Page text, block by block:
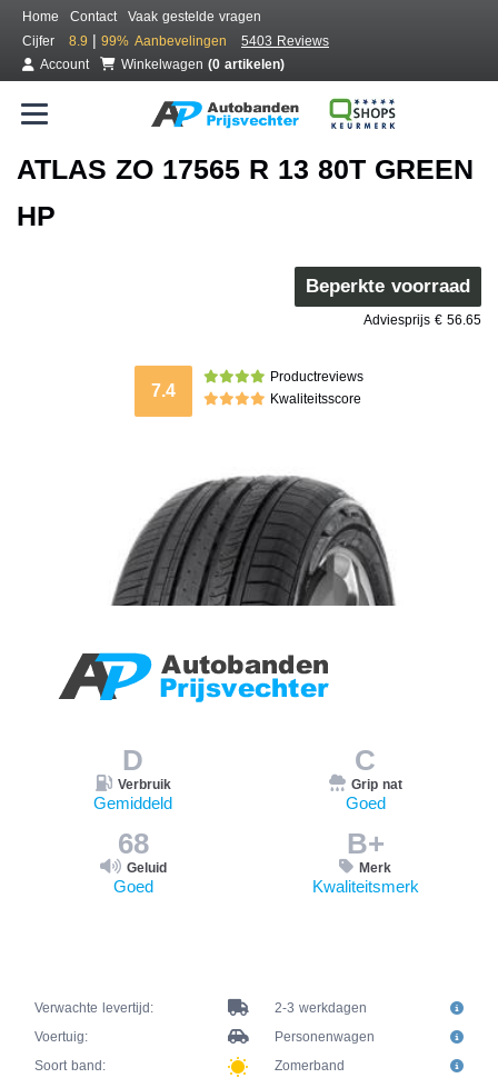
Home Contact
Vaak gestelde vragen
Cijfer
8.9 | 99% Aanbevelingen
5403 Reviews
Account
Winkelwagen (0 artikelen)
ATLAS ZO 17565 R 13 80T GREEN
HP
Beperkte voorraad
Adviesprijs € 56.65
7.4
Productreviews
Kwaliteitsscore
D
Verbruik
Gemiddeld
C
Grip nat
Goed
68
Geluid
Goed
B+
Merk
Kwaliteitsmerk
Verwachte levertijd:
2-3 werkdagen
Voertuig:
Personenwagen
Soort band:
Zomerband